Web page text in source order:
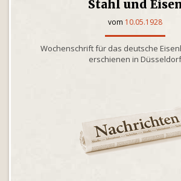
Stahl und
vom 10.05.1928
Wochenschrift für das deutsche
erschienen in Düsseldorf